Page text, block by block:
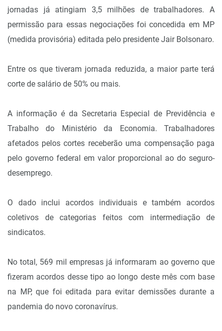
jornadas já atingiam 3,5 milhões de trabalhadores. A
permissão para essas negociações foi concedida em MP
(medida provisória) editada pelo presidente Jair Bolsonaro.
Entre os que tiveram jornada reduzida, a maior parte terá
corte de salário de 50% ou mais.
A informação é da Secretaria Especial de Previdência e
Trabalho do Ministério da Economia. Trabalhadores
afetados pelos cortes receberão uma compensação paga
pelo governo federal em valor proporcional ao do seguro-
desemprego.
O dado inclui acordos individuais e também acordos
coletivos de categorias feitos com intermediação de
sindicatos.
No total, 569 mil empresas já informaram ao governo que
fizeram acordos desse tipo ao longo deste mês com base
na MP, que foi editada para evitar demissões durante a
pandemia do novo coronavírus.